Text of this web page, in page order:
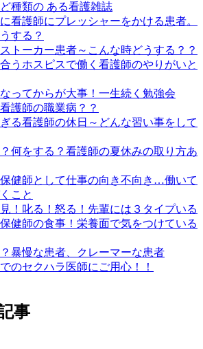
種類の ある看護雑誌
看護師にプレッシャーをかける患者。
する？
トーカー患者～こんな時どうする？？
うホスピスで働く看護師のやりがいと
ってからが大事！一生続く勉強会
護師の職業病？？
る看護師の休日～どんな習い事をして
何をする？看護師の夏休みの取り方あ
健師として仕事の向き不向き…働いて
こと
！叱る！怒る！先輩には３タイプいる
健師の食事！栄養面で気をつけている
暴慢な患者、クレーマーな患者
のセクハラ医師にご用心！！
事